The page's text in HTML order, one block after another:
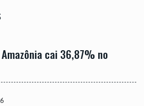
cai 36,87% no